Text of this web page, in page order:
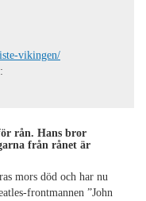
vikingen/
rån. Hans bror
från rånet är
mors död och har nu
frontmannen ”John